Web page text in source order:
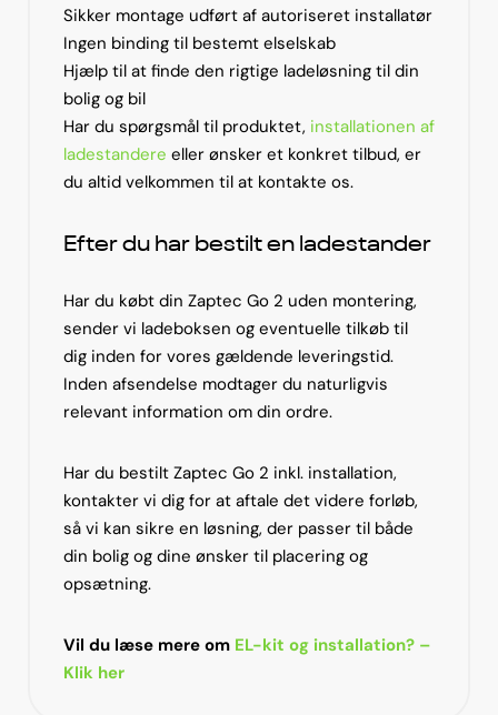
Sikker montage udført af autoriseret installatør
Ingen binding til bestemt elselskab
Hjælp til at finde den rigtige ladeløsning til din
bolig og bil
Har du spørgsmål til produktet, installationen af
ladestandere eller ønsker et konkret tilbud, er
du altid velkommen til at kontakte os.
Efter du har bestilt en ladestander
Har du købt din Zaptec Go 2 uden montering,
sender vi ladeboksen og eventuelle tilkøb til
dig inden for vores gældende leveringstid.
Inden afsendelse modtager du naturligvis
relevant information om din ordre.
Har du bestilt Zaptec Go 2 inkl. installation,
kontakter vi dig for at aftale det videre forløb,
så vi kan sikre en løsning, der passer til både
din bolig og dine ønsker til placering og
opsætning.
Vil du læse mere om EL-kit og installation? –
Klik her